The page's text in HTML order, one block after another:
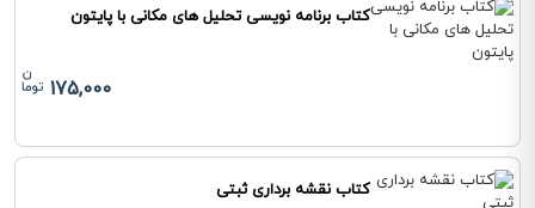
کتاب برنامه نویسی تحلیل های مکانی با پایتون
175,000
کتاب نقشه برداری ثبتی